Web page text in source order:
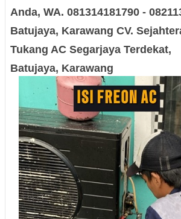
Anda, WA. 081314181790 -
Batujaya, Karawang CV.
Tukang AC Segarjaya Terdekat,
Batujaya, Karawang